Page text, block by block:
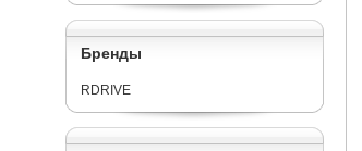
Бренды
RDRIVE